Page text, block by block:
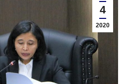
4
2020